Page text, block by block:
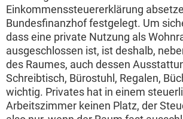
Einkommenssteuererklärung
Bundesfinanzhof festgelegt. Um
dass eine private Nutzung als
ausgeschlossen ist, ist deshalb,
des Raumes, auch dessen
Schreibtisch, Bürostuhl, Regalen,
wichtig. Privates hat in einem
Arbeitszimmer keinen Platz, der